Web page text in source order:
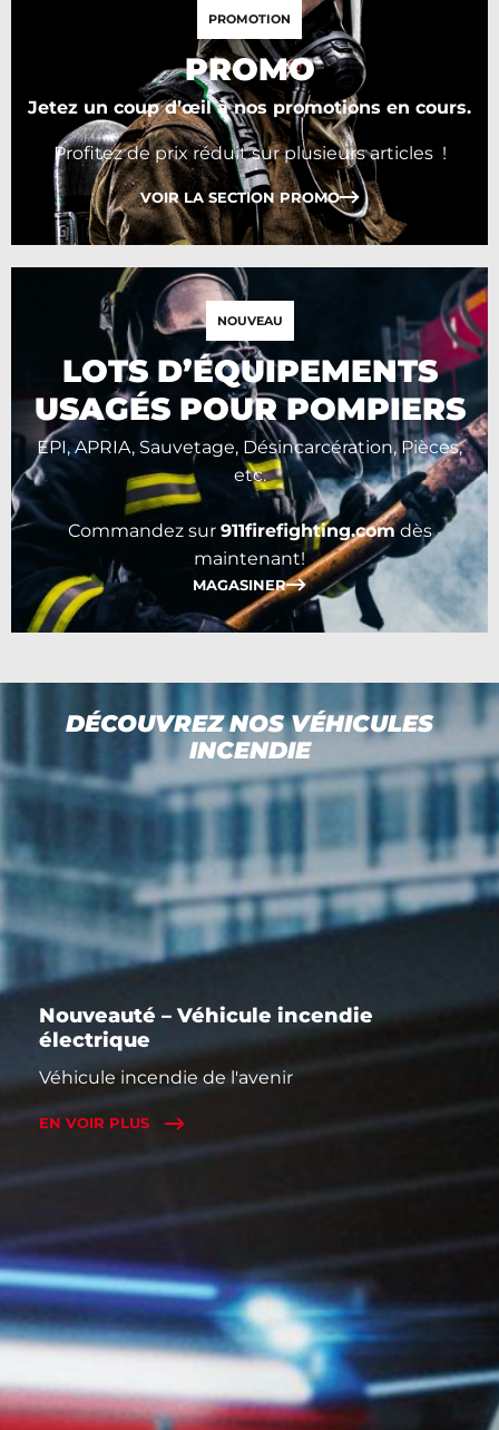
PROMOTION
PROMO
Jetez un coup d’œil à nos promotions en cours.
Profitez de prix réduit sur plusieurs articles !
VOIR LA SECTION PROMO
NOUVEAU
LOTS D’ÉQUIPEMENTS
USAGÉS POUR POMPIERS
EPI, APRIA, Sauvetage, Désincarcération, Pièces,
etc.
Commandez sur 911firefighting.comdès
maintenant!
MAGASINER
DÉCOUVREZ NOS VÉHICULES
INCENDIE
Nouveauté – Véhicule incendie
électrique
Véhicule incendie de l'avenir
EN VOIR PLUS